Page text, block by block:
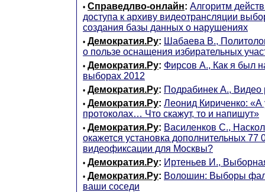
• Справедлво-онлайн: Алгоритм
доступа к архиву видеотрансляции
создания базы данных о нарушениях
• Демократия.Ру: Шабаева В.,
о пользе оснащения избирательных
• Демократия.Ру: Фирсов А., Как я был
выборах 2012
• Демократия.Ру: Подрабинек А., Видео
• Демократия.Ру: Леонид Кириченко: «А
протоколах… Что скажут, то и напишут»
• Демократия.Ру: Василенков С.,
окажется установка дополнительных 77
видеофиксации для Москвы?
• Демократия.Ру: Иртеньев И.,
• Демократия.Ру: Волошин: Выборы
ваши соседи